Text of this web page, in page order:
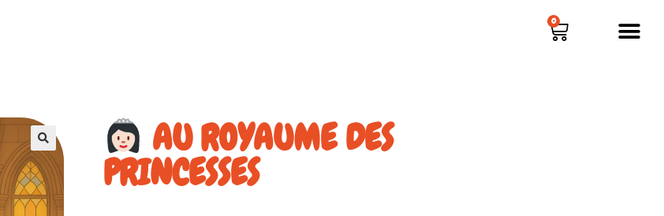
0
AU ROYAUME DES
PRINCESSES